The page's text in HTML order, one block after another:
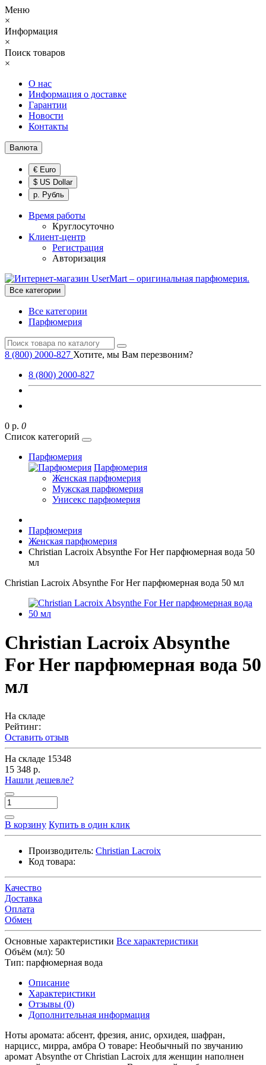
Меню
×
Информация
×
Поиск товаров
×
О нас
Информация о доставке
Гарантии
Новости
Контакты
Валюта
€ Euro
$ US Dollar
р. Рубль
Время работы
Круглосуточно
Клиент-центр
Регистрация
Авторизация
Все категории
Все категории
Парфюмерия
8 (800) 2000-827 Хотите, мы Вам перезвоним?
8 (800) 2000-827
0 р. 0
Список категорий
Парфюмерия
Парфюмерия
Женская парфюмерия
Мужская парфюмерия
Унисекс парфюмерия
Парфюмерия
Женская парфюмерия
Christian Lacroix Absynthe For Her парфюмерная вода 50
мл
Christian Lacroix Absynthe For Her парфюмерная вода 50 мл
Christian Lacroix Absynthe
For Her парфюмерная вода 50
мл
На складе
Рейтинг:
Оставить отзыв
На складе 15348
15 348 р.
Нашли дешевле?
В корзину Купить в один клик
Производитель: Christian Lacroix
Код товара:
Качество
Доставка
Оплата
Обмен
Основные характеристики Все характеристики
Объём (мл): 50
Тип: парфюмерная вода
Описание
Характеристики
Отзывы (0)
Дополнительная информация
Ноты аромата: абсент, фрезия, анис, орхидея, шафран,
нарцисс, мирра, амбра О товаре: Необычный по звучанию
аромат Absynthe от Christian Lacroix для женщин наполнен